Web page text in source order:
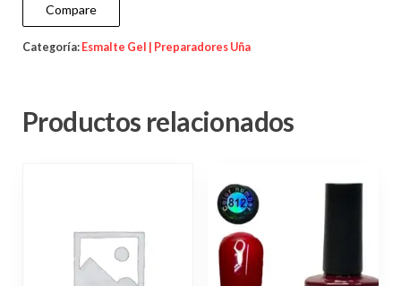
Compare
Categoría: Esmalte Gel | Preparadores Uña
Productos relacionados